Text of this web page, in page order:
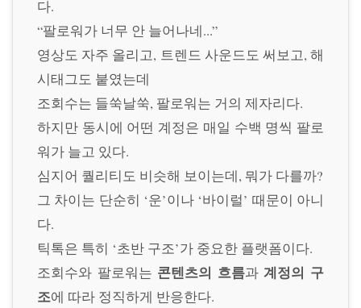
다.
“팔로워가 너무 안 늘어나네...”
영상도 자주 올리고, 트렌드 사운드도 써보고, 해
시태그도 붙였는데
조회수는 들쑥날쑥, 팔로워는 거의 제자리다.
하지만 동시에 어떤 계정은 매일 수백 명씩 팔로
워가 늘고 있다.
심지어 퀄리티도 비슷해 보이는데, 뭐가 다를까?
그 차이는 단순히 ‘운’이나 ‘바이럴’ 때문이 아니
다.
틱톡은 특히 ‘초반 구조’가 중요한 플랫폼이다.
조회수와 팔로워는 콘텐츠의 흐름과계정의 구
조에 따라 정직하게 반응한다.